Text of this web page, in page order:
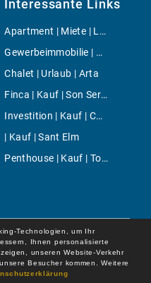
Interessante Links
Apartment | Miete | Llubi
Gewerbeimmobilie | Miete | Capdella
Chalet | Urlaub | Arta
Finca | Kauf | Son Servera
Investition | Kauf | Cala Figuera
| Kauf | Sant Elm
Penthouse | Kauf | Torrenova
Technologien, um Ihr
Ihnen personalisierte
unseren Website-Verkehr
Besucher kommen. Weitere